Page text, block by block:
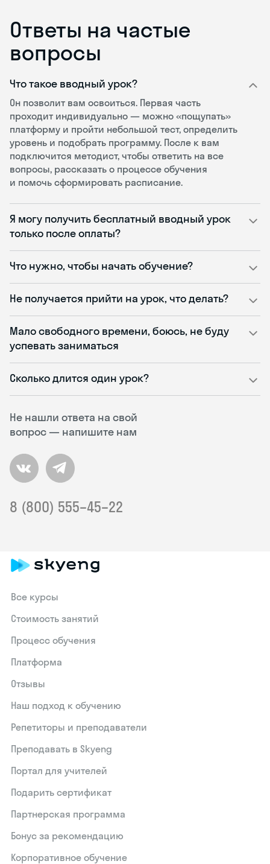
Ответы на частые
вопросы
Не нашли ответа на свой
вопрос — напишите нам
8 (800) 555–45–22
Что такое вводный урок?
Он позволит вам освоиться. Первая часть
проходит индивидуально — можно «пощупать»
платформу и пройти небольшой тест, определить
уровень и подобрать программу. После к вам
подключится методист, чтобы ответить на все
вопросы, рассказать о процессе обучения
и помочь сформировать расписание.
Я могу получить бесплатный вводный урок
только после оплаты?
Что нужно, чтобы начать обучение?
Не получается прийти на урок, что делать?
Мало свободного времени, боюсь, не буду
успевать заниматься
Сколько длится один урок?
Все курсы
Стоимость занятий
Процесс обучения
Платформа
Отзывы
Наш подход к обучению
Репетиторы и преподаватели
Преподавать в Skyeng
Портал для учителей
Подарить сертификат
Партнерская программа
Бонус за рекомендацию
Корпоративное обучение